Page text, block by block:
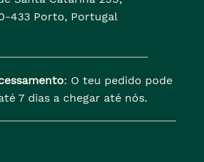
433 Porto, Portugal
: O teu pedido pode
7 dias a chegar até nós.